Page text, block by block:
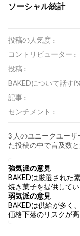
ソーシャル統計
投稿の人気度 :
コントリビューター :
投稿 :
BAKEDについて話す
記事 :
センチメント :
3 人のユニークユー
た投稿の中で言及数
情は 強気 でした。 最
公開されました。
示し、0.00% のツイ
ツイートは BAKED に
件のツイートに基づい
強気派の意見
BAKEDは厳選された
焼き菓子を提供して
弱気派の意見
BAKEDは供給が多く
価格下落のリスクが高